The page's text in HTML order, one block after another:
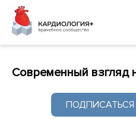
Современный взгляд